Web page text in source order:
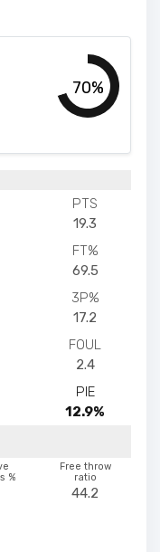
70%
PTS
19.3
FT%
69.5
3P%
17.2
FOUL
2.4
PIE
12.9%
%
Free throw
ratio
44.2